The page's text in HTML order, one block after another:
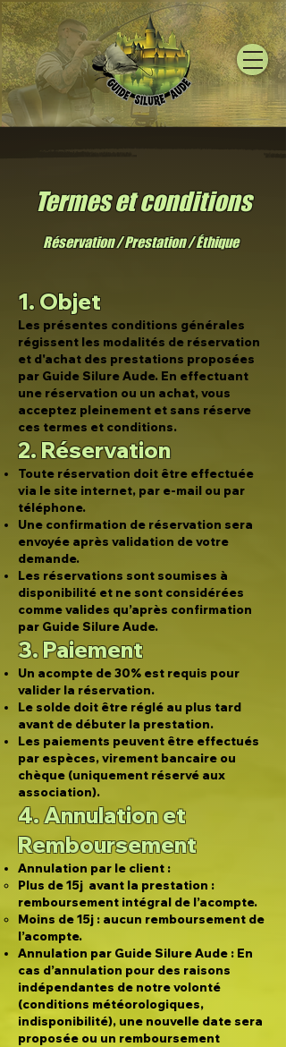
Termes et conditions
Réservation / Prestation / Éthique
1. Objet
Les présentes conditions générales
régissent les modalités de réservation
et d'achat des prestations proposées
par Guide Silure Aude. En effectuant
une réservation ou un achat, vous
acceptez pleinement et sans réserve
ces termes et conditions.
2. Réservation
Toute réservation doit être effectuée
via le site internet, par e-mail ou par
téléphone.
Une confirmation de réservation sera
envoyée après validation de votre
demande.
Les réservations sont soumises à
disponibilité et ne sont considérées
comme valides qu’après confirmation
par Guide Silure Aude.
3. Paiement
Un acompte de 30% est requis pour
valider la réservation.
Le solde doit être réglé au plus tard
avant de débuter la prestation.
Les paiements peuvent être effectués
par espèces, virement bancaire ou
chèque (uniquement réservé aux
association).
4. Annulation et
Remboursement
Annulation par le client :
Plus de 15j avant la prestation :
remboursement intégral de l’acompte.
Moins de 15j : aucun remboursement de
l’acompte.
Annulation par Guide Silure Aude : En
cas d’annulation pour des raisons
indépendantes de notre volonté
(conditions météorologiques,
indisponibilité), une nouvelle date sera
proposée ou un remboursement